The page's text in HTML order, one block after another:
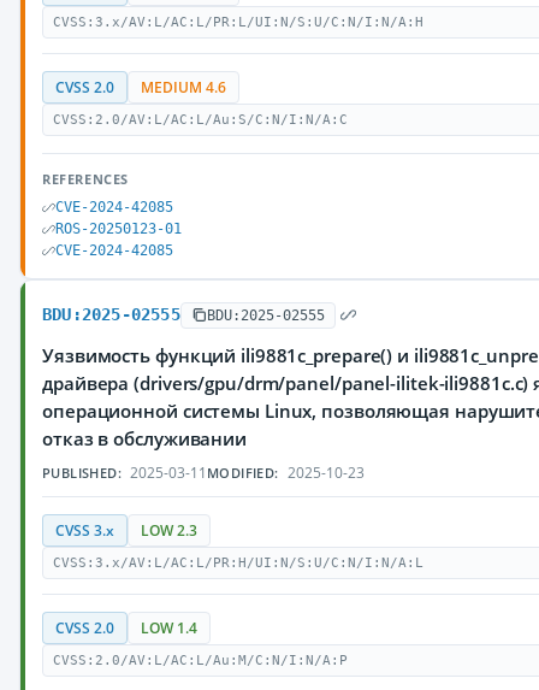
CVSS:3.x/AV:L/AC:L/PR:L/UI:N/S:U/C:N/I:N/A:H
CVSS 2.0 MEDIUM 4.6
CVSS:2.0/AV:L/AC:L/Au:S/C:N/I:N/A:C
REFERENCES
CVE-2024-42085
ROS-20250123-01
CVE-2024-42085
BDU:2025-02555 BDU:2025-02555
Уязвимость функций ili9881c_prepare() и
драйвера (drivers/gpu/drm/panel/panel-ilitek-ili9881c.c)
операционной системы Linux, позволяющая
отказ в обслуживании
PUBLISHED: 2025-03-11 MODIFIED: 2025-10-23
CVSS 3.x LOW 2.3
CVSS:3.x/AV:L/AC:L/PR:H/UI:N/S:U/C:N/I:N/A:L
CVSS 2.0 LOW 1.4
CVSS:2.0/AV:L/AC:L/Au:M/C:N/I:N/A:P